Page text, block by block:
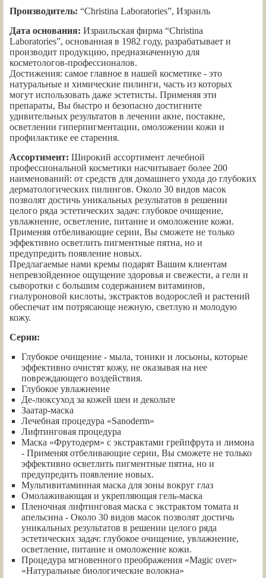
Производитель: “Christina Laboratories”, Израиль
Дата основания: Израильская фирма “Christina
Laboratories”, основанная в 1982 году, разрабатывает и
производит продукцию, предназначенную для
косметологов-профессионалов.
Достижения: самое главное в нашей косметике - это
натуральные и химические пилинги, часть из которых
могут использовать даже эстетисты. Применяя эти
препараты, Вы быстро и безопасно достигните
удивительных результатов в лечении акне, постакне,
осветлении гиперпигментации, омоложении кожи и
профилактике ее старения.
Ассортимент: Широкий ассортимент лечебной
профессиональной косметики насчитывает более 200
наименований: от средств для домашнего ухода до глубоких
дерматологических пилингов. Около 30 видов масок
позволят достичь уникальных результатов в решении
целого ряда эстетических задач: глубокое очищение,
увлажнение, осветление, питание и омоложение кожи.
Применяя отбеливающие серии, Вы сможете не только
эффективно осветлить пигментные пятна, но и
предупредить появление новых.
Предлагаемые нами кремы подарят Вашим клиентам
непревзойденное ощущение здоровья и свежести, а гели и
сыворотки с большим содержанием витаминов,
гиалуроновой кислоты, экстрактов водорослей и растений
обеспечат им потрясающе нежную, светлую и молодую
кожу.
Серии:
Глубокое очищение - мыла, тоники и лосьоны, которые
эффективно очистят кожу, не оказывая на нее
повреждающего воздействия.
Глубокое увлажнение
Де-люксуход за кожей шеи и декольте
Заатар-маска
Лечебная процедура «Sanoderm»
Лифтинговая процедура
Маска «Фрутодерм» с экстрактами грейпфрута и лимона
- Применяя отбеливающие серии, Вы сможете не только
эффективно осветлить пигментные пятна, но и
предупредить появление новых.
Мультивитаминная маска для зоны вокруг глаз
Омолаживающая и укрепляющая гель-маска
Пленочная лифтинговая маска с экстрактом томата и
апельсина - Около 30 видов масок позволят достичь
уникальных результатов в решении целого ряда
эстетических задач: глубокое очищение, увлажнение,
осветление, питание и омоложение кожи.
Процедура мгновенного преображения «Magic over»
«Натуральные биологические волокна»